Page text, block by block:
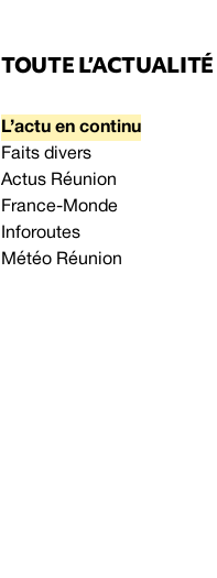
TOUTE L’ACTUALITÉ
L’actu en continu
Faits divers
Actus Réunion
France-Monde
Inforoutes
Météo Réunion